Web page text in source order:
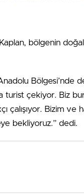
bölgenin
Bölgesi’nde
çekiyor. Biz
Bizim ve
bekliyoruz.” dedi.